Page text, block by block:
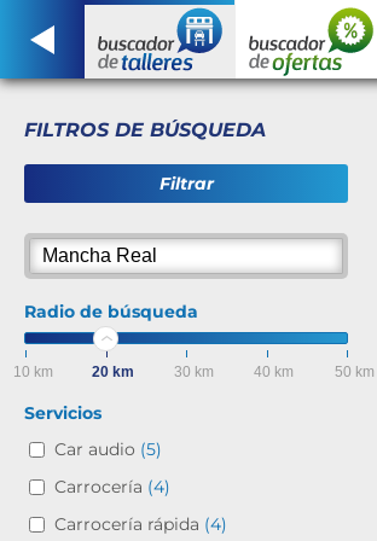
FILTROS DE BÚSQUEDA
Filtrar
Radio de búsqueda
10 km 20 km 30 km 40 km 50 km
Servicios
Car audio (5)
Carrocería (4)
Carrocería rápida (4)